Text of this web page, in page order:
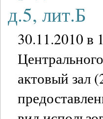
д.5, лит.Б
30.11.2010 в
актовый зал